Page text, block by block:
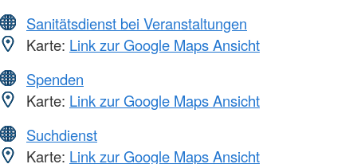
Sanitätsdienst bei Veranstaltungen
Karte: Link zur Google Maps Ansicht
Spenden
Karte: Link zur Google Maps Ansicht
Suchdienst
Karte: Link zur Google Maps Ansicht